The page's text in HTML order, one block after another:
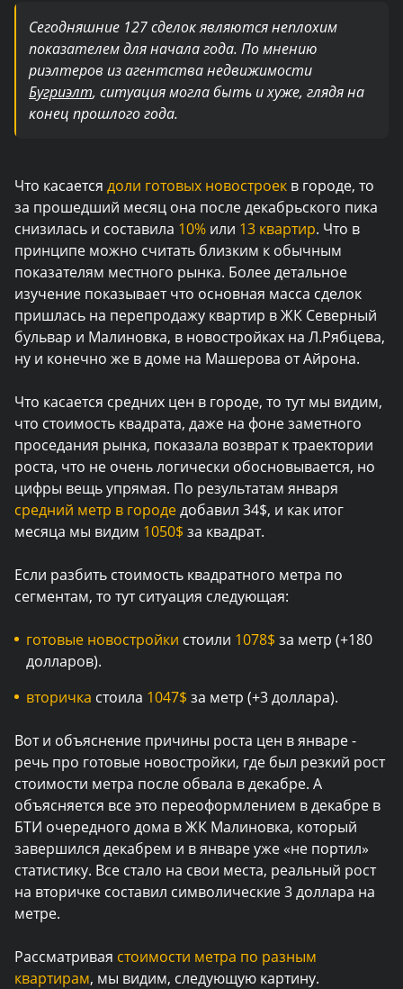
Сегодняшние 127 сделок являются неплохим
показателем для начала года. По мнению
риэлтеров из агентства недвижимости
Бугриэлт, ситуация могла быть и хуже, глядя на
конец прошлого года.
Что касается доли готовых новостроек в городе, то
за прошедший месяц она после декабрьского пика
снизилась и составила 10% или 13 квартир. Что в
принципе можно считать близким к обычным
показателям местного рынка. Более детальное
изучение показывает что основная масса сделок
пришлась на перепродажу квартир в ЖК Северный
бульвар и Малиновка, в новостройках на Л.Рябцева,
ну и конечно же в доме на Машерова от Айрона.
Что касается средних цен в городе, то тут мы видим,
что стоимость квадрата, даже на фоне заметного
проседания рынка, показала возврат к траектории
роста, что не очень логически обосновывается, но
цифры вещь упрямая. По результатам января
средний метр в городедобавил 34$, и как итог
месяца мы видим 1050$ за квадрат.
Если разбить стоимость квадратного метра по
сегментам, то тут ситуация следующая:
готовые новостройки стоили 1078$ за метр (+180
долларов).
вторичка стоила 1047$ за метр (+3 доллара).
Вот и объяснение причины роста цен в январе -
речь про готовые новостройки, где был резкий рост
стоимости метра после обвала в декабре. А
объясняется все это переоформлением в декабре в
БТИ очередного дома в ЖК Малиновка, который
завершился декабрем и в январе уже «не портил»
статистику. Все стало на свои места, реальный рост
на вторичке составил символические 3 доллара на
метре.
Рассматривая стоимости метра по разным
квартирам, мы видим, следующую картину.